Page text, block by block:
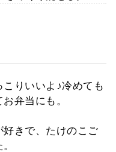
りいいよ♪冷めても
弁当にも。
きで、たけのこご